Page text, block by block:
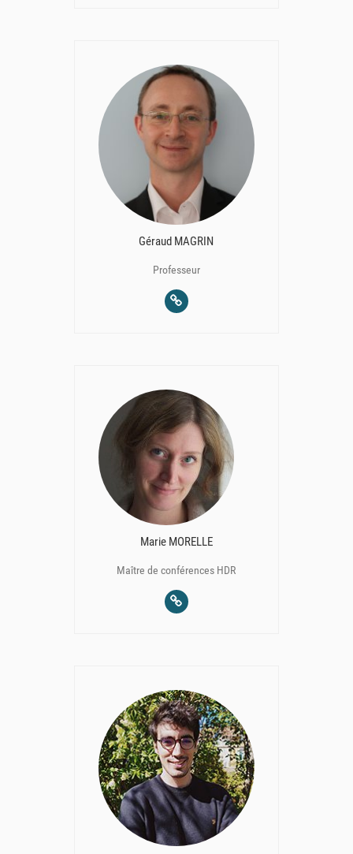
Géraud MAGRIN
Professeur
Marie MORELLE
Maître de conférences HDR